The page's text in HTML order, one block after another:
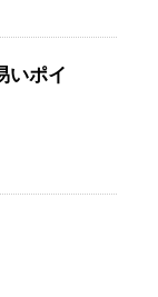
いポイ